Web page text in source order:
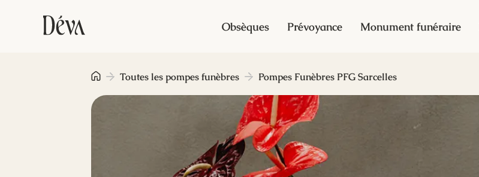
Obsèques Prévoyance Monument funéraire
Toutes les pompes funèbres Pompes Funèbres PFG Sarcelles